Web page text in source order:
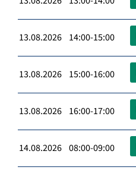
13.08.2026 14:00-15:00
13.08.2026 15:00-16:00
13.08.2026 16:00-17:00
14.08.2026 08:00-09:00